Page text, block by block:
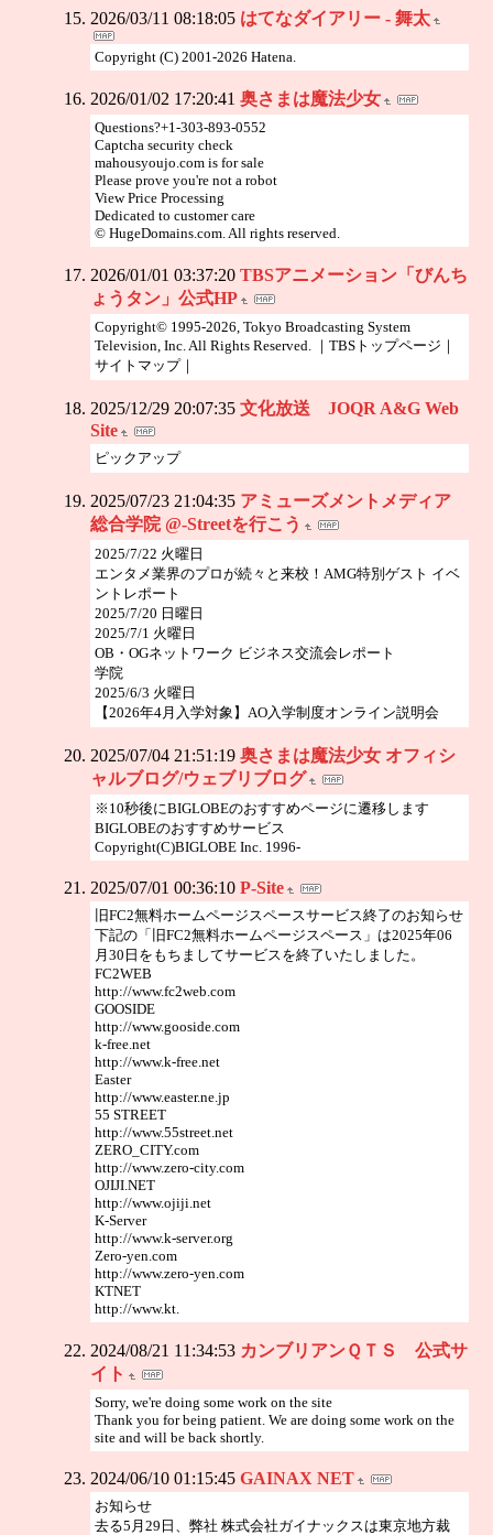
2026/03/11 08:18:05 はてなダイアリー - 舞太
Copyright (C) 2001-2026 Hatena.
2026/01/02 17:20:41 奥さまは魔法少女
Questions?+1-303-893-0552
Captcha security check
mahousyoujo.com is for sale
Please prove you're not a robot
View Price Processing
Dedicated to customer care
© HugeDomains.com. All rights reserved.
2026/01/01 03:37:20 TBSアニメーション「びんち
ょうタン」公式HP
Copyright© 1995-2026, Tokyo Broadcasting System
Television, Inc. All Rights Reserved. ｜TBSトップページ｜
サイトマップ｜
2025/12/29 20:07:35 文化放送 JOQR A&G Web
Site
ピックアップ
2025/07/23 21:04:35 アミューズメントメディア
総合学院 @-Streetを行こう
2025/7/22 火曜日
エンタメ業界のプロが続々と来校！AMG特別ゲスト イベ
ントレポート
2025/7/20 日曜日
2025/7/1 火曜日
OB・OGネットワーク ビジネス交流会レポート
学院
2025/6/3 火曜日
【2026年4月入学対象】AO入学制度オンライン説明会
2025/07/04 21:51:19 奥さまは魔法少女 オフィシ
ャルブログ/ウェブリブログ
※10秒後にBIGLOBEのおすすめページに遷移します
BIGLOBEのおすすめサービス
Copyright(C)BIGLOBE Inc. 1996-
2025/07/01 00:36:10 P-Site
旧FC2無料ホームページスペースサービス終了のお知らせ
下記の「旧FC2無料ホームページスペース」は2025年06
月30日をもちましてサービスを終了いたしました。
FC2WEB
http://www.fc2web.com
GOOSIDE
http://www.gooside.com
k-free.net
http://www.k-free.net
Easter
http://www.easter.ne.jp
55 STREET
http://www.55street.net
ZERO_CITY.com
http://www.zero-city.com
OJIJI.NET
http://www.ojiji.net
K-Server
http://www.k-server.org
Zero-yen.com
http://www.zero-yen.com
KTNET
http://www.kt.
2024/08/21 11:34:53 カンブリアンＱＴＳ 公式サ
イト
Sorry, we're doing some work on the site
Thank you for being patient. We are doing some work on the
site and will be back shortly.
2024/06/10 01:15:45 GAINAX NET
お知らせ
去る5月29日、弊社 株式会社ガイナックスは東京地方裁